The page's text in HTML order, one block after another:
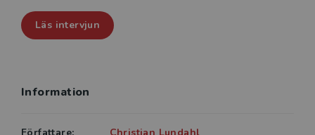
Läs intervjun
Information